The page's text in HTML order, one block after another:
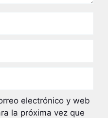
electrónico y web
la próxima vez que